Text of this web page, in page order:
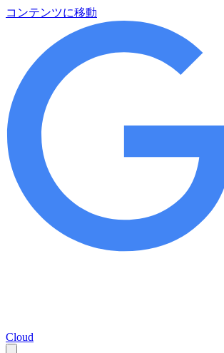
コンテンツに移動
Cloud